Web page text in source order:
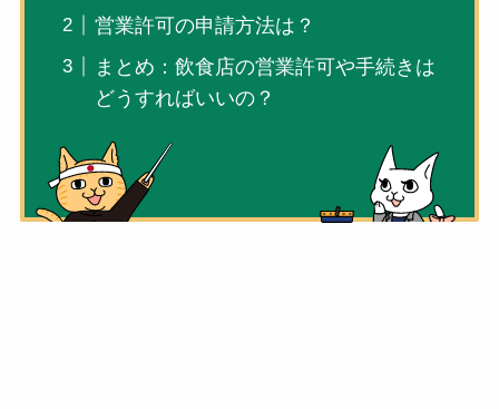
営業許可の申請方法は？
まとめ：飲食店の営業許可や手続きは
どうすればいいの？